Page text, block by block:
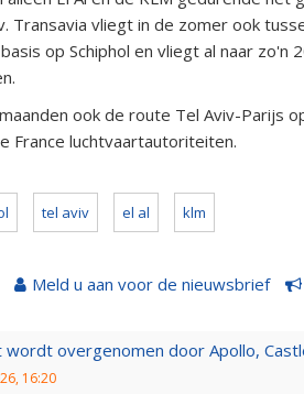
Transavia vliegt in de zomer ook
op Schiphol en vliegt al naar zo'n
ook de route Tel Aviv-Parijs
France luchtvaartautoriteiten.
tel aviv el al klm
Meld u aan voor de nieuwsbrief
wordt overgenomen door Apollo,
16:20